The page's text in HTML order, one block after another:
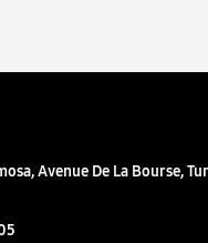
Avenue De La Bourse,